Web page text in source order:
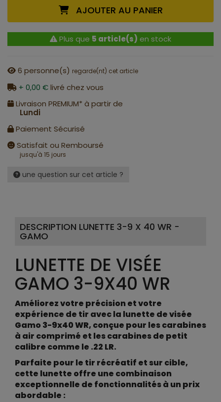
AJOUTER AU PANIER
Plus que 5 article(s) en stock
6 personne(s) regarde(nt) cet article
+ 0,00 €livré chez vous
Livraison PREMIUM* à partir de
Lundi
Paiement Sécurisé
Satisfait ou Remboursé
jusqu'à 15 jours
une question sur cet article ?
DESCRIPTION LUNETTE 3-9 X 40 WR -
GAMO
LUNETTE DE VISÉE
GAMO 3-9X40 WR
Améliorez votre précision et votre
expérience de tir avec la lunette de visée
Gamo 3-9x40 WR, conçue pour les carabines
à air comprimé et les carabines de petit
calibre comme le .22 LR.
Parfaite pour le tir récréatif et sur cible,
cette lunette offre une combinaison
exceptionnelle de fonctionnalités à un prix
abordable :